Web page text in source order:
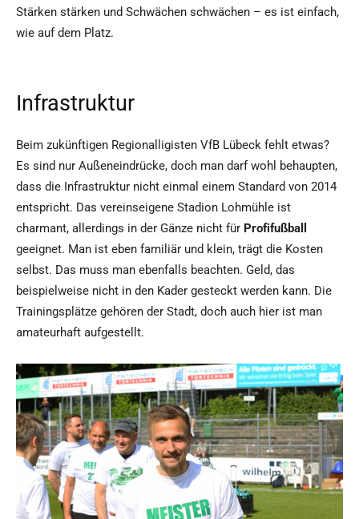
Stärken stärken und Schwächen schwächen – es ist einfach,
wie auf dem Platz.
Infrastruktur
Beim zukünftigen Regionalligisten VfB Lübeck fehlt etwas?
Es sind nur Außeneindrücke, doch man darf wohl behaupten,
dass die Infrastruktur nicht einmal einem Standard von 2014
entspricht. Das vereinseigene Stadion Lohmühle ist
charmant, allerdings in der Gänze nicht für Profifußball
geeignet. Man ist eben familiär und klein, trägt die Kosten
selbst. Das muss man ebenfalls beachten. Geld, das
beispielweise nicht in den Kader gesteckt werden kann. Die
Trainingsplätze gehören der Stadt, doch auch hier ist man
amateurhaft aufgestellt.